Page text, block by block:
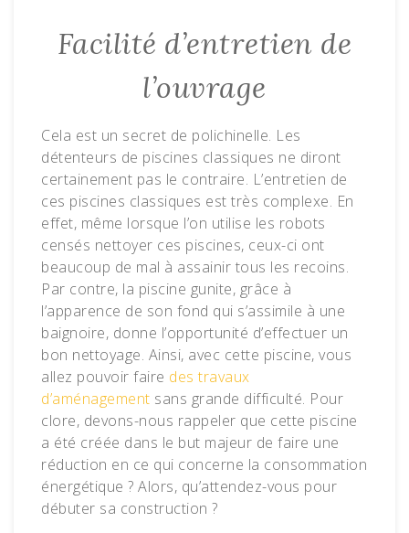
Facilité d’entretien de
l’ouvrage
Cela est un secret de polichinelle. Les
détenteurs de piscines classiques ne diront
certainement pas le contraire. L’entretien de
ces piscines classiques est très complexe. En
effet, même lorsque l’on utilise les robots
censés nettoyer ces piscines, ceux-ci ont
beaucoup de mal à assainir tous les recoins.
Par contre, la piscine gunite, grâce à
l’apparence de son fond qui s’assimile à une
baignoire, donne l’opportunité d’effectuer un
bon nettoyage. Ainsi, avec cette piscine, vous
allez pouvoir faire des travaux
d’aménagement sans grande difficulté. Pour
clore, devons-nous rappeler que cette piscine
a été créée dans le but majeur de faire une
réduction en ce qui concerne la consommation
énergétique ? Alors, qu’attendez-vous pour
débuter sa construction ?